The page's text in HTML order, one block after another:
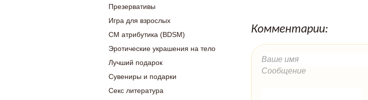
Презервативы
Игра для взрослых
СМ атрибутика (BDSM)
Эротические украшения на тело
Лучший подарок
Сувениры и подарки
Секс литература
Комментарии: